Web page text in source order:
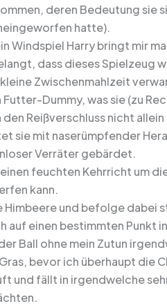
deren Bedeutung sie
hatte).
Windspiel Harry bringt mir
dass dieses Spielzeug
Zwischenmahlzeit
Dummy, was sie (zu
Reißverschluss nicht
sie mit naserümpfender
Verräter gebärdet.
feuchten Kehrricht um
kann.
Himbeere und befolge dabei
einen bestimmten Punkt
Ball ohne mein Zutun
bevor ich überhaupt die
und fällt in irgendwelche